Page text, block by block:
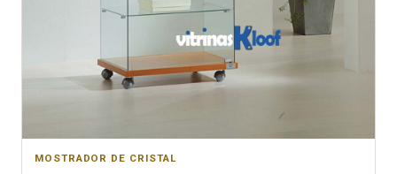
MOSTRADOR DE CRISTAL